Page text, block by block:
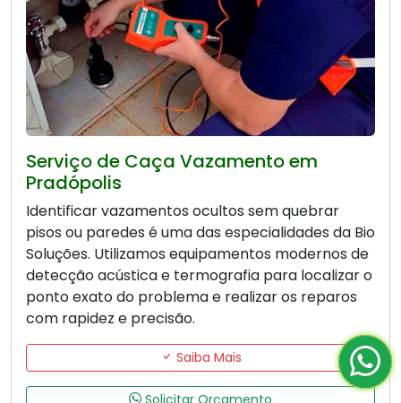
Serviço de Caça Vazamento em
Pradópolis
Identificar vazamentos ocultos sem quebrar
pisos ou paredes é uma das especialidades da Bio
Soluções. Utilizamos equipamentos modernos de
detecção acústica e termografia para localizar o
ponto exato do problema e realizar os reparos
com rapidez e precisão.
Saiba Mais
Solicitar Orçamento